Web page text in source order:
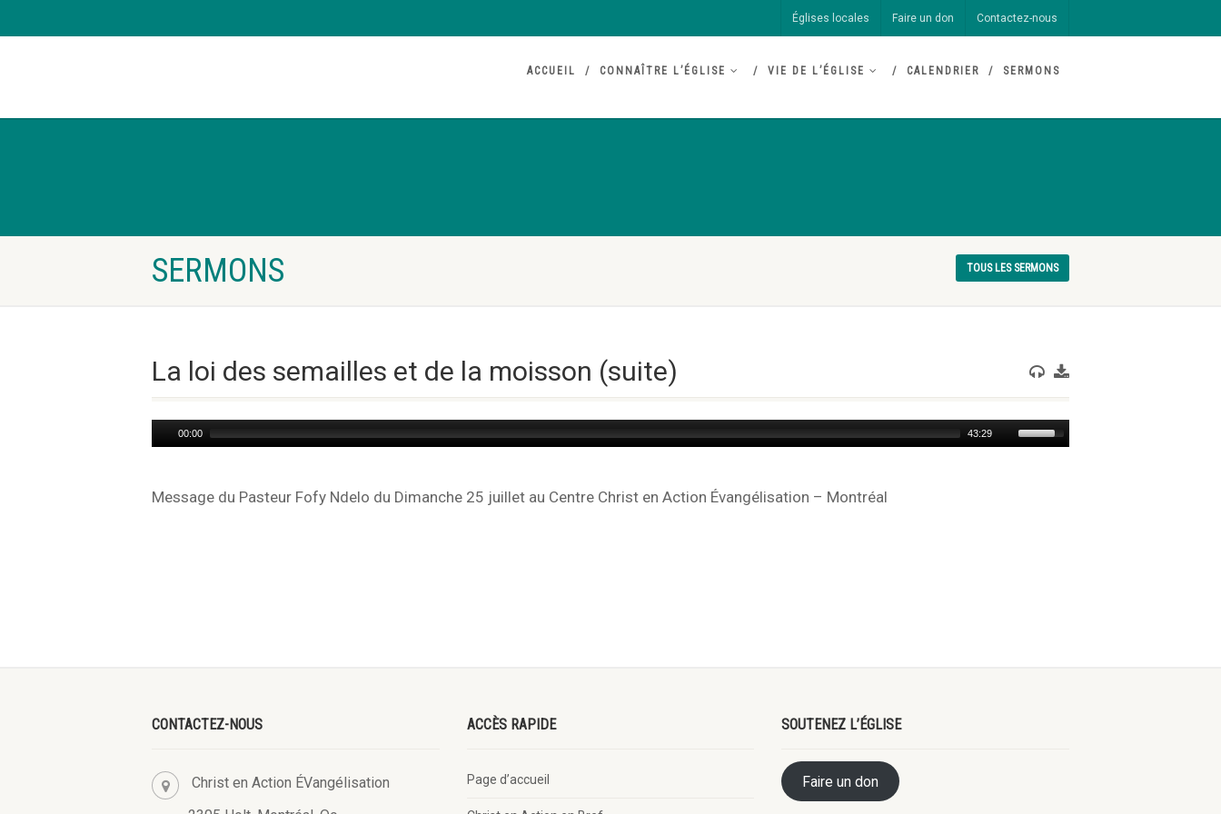
Églises locales Faire un don Contactez-nous
ACCUEIL CONNAÎTRE L’ÉGLISE VIE DE L’ÉGLISE CALENDRIER SERMONS
SERMONS TOUS LES SERMONS
La loi des semailles et de la moisson (suite)
Audio
Player
00:00 43:29
Use
Up/Down
Message du Pasteur Fofy Ndelo du Dimanche 25 juillet au Centre Christ en Action Évangélisation – Montréal
CONTACTEZ-NOUS
Christ en Action ÉVangélisation
ACCÈS RAPIDE
Page d’accueil
SOUTENEZ L’ÉGLISE
Faire un don